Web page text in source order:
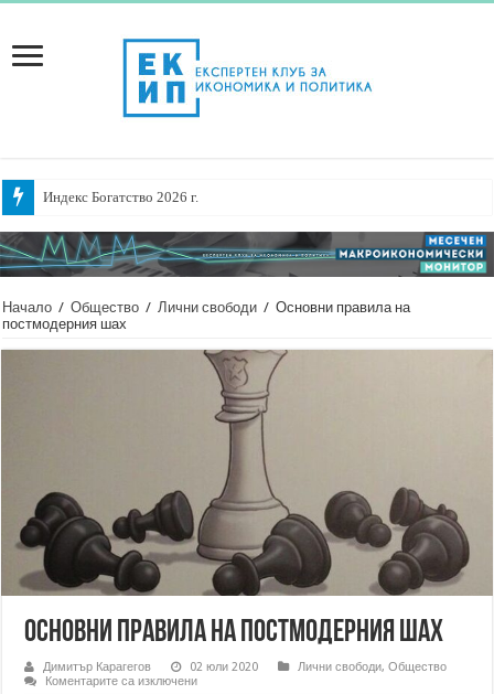
Индекс Богатство 2026 г.
Начало / Общество / Лични свободи / Основни правила на
постмодерния шах
Основни правила на постмодерния шах
Димитър Карагегов 02 юли 2020 Лични свободи,Общество
Коментарите са изключениза